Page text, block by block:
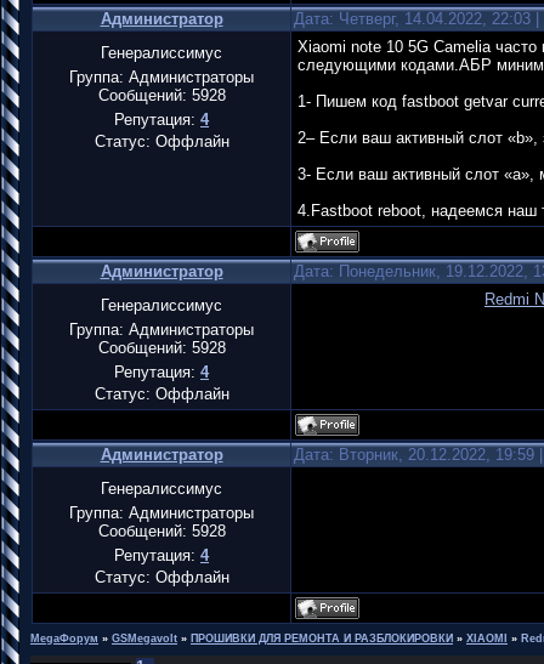
Администратор
Дата: Четверг, 14.04.2022,
Генералиссимус
Группа: Администраторы
Сообщений: 5928
Репутация: 4
Статус: Оффлайн
Xiaomi note 10 5G Camelia
следующими кодами.АБР
1- Пишем код fastboot getvar
2– Если ваш активный слот «b»,
3- Если ваш активный слот «a»,
4.Fastboot reboot, надеемся наш
Администратор
Дата: Понедельник, 19.12.2022,
Генералиссимус
Группа: Администраторы
Сообщений: 5928
Репутация: 4
Статус: Оффлайн
Redmi
Администратор
Дата: Вторник, 20.12.2022,
Генералиссимус
Группа: Администраторы
Сообщений: 5928
Репутация: 4
Статус: Оффлайн
MegaФорум » GSMegavolt » ПРОШИВКИ ДЛЯ РЕМОНТА И РАЗБЛОКИРОВКИ » XIAOMI »